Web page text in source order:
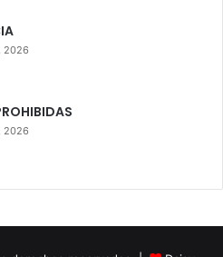
2026
2026